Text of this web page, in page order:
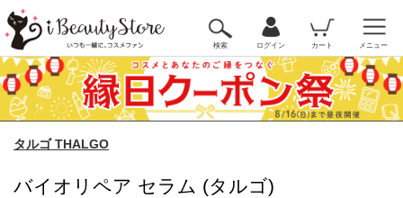
検索 ログイン カート メニュー
タルゴ THALGO
バイオリペア セラム (タルゴ)